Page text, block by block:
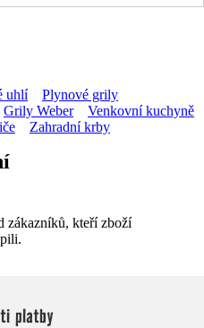
uhlí
Plynové grily
Grily Weber
Venkovní kuchyně
Zahradní krby
zákazníků, kteří zboží
platby